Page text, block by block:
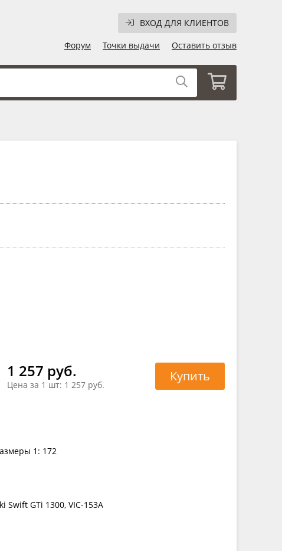
ВХОД ДЛЯ КЛИЕНТОВ
Форум
Точки выдачи Оставить отзыв
1 257 руб.
Цена за 1 шт: 1 257 руб.
Купить
1: 172
Swift GTi 1300, VIC-153A